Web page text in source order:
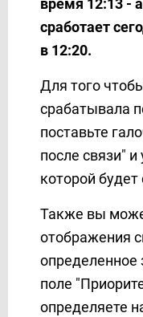
время 12:13 -
сработает
в 12:20.
Для того
срабатывала
поставьте
после связи"
которой
Также вы
отображения
определенное
поле
определяете